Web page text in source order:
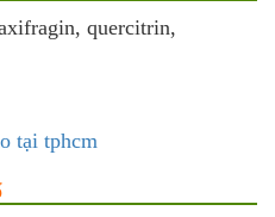
quercitrin,
tại tphcm